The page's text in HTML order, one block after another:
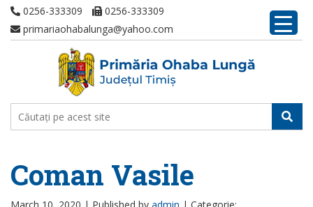
0256-333309
0256-333309
primariaohabalunga@yahoo.com
Coman Vasile